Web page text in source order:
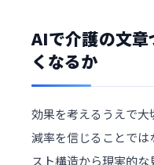
AIで介護の文章
くなるか
効果を考えるうえで
減率を信じることで
スト構造から現実的